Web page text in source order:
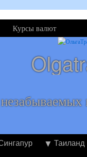
Курсы валют
Таиланд